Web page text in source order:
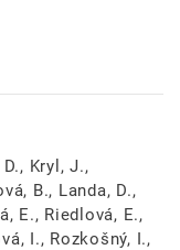
Kryl, J.,
B., Landa, D.,
E., Riedlová, E.,
I., Rozkošný, I.,